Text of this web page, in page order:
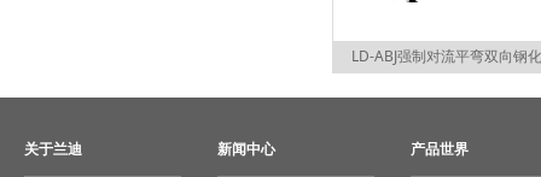
LD-ABJ强制对流平弯双向钢
关于兰迪 新闻中心 产品世界